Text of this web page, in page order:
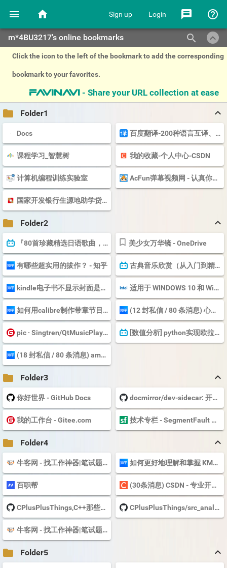
menu home Sign up Login message help_outline
m*4BU3217's online bookmarks keyboard_arrow_up
search
Click the icon to the left of the bookmark to add the corresponding
bookmark to your favorites.
favinavi - Share your URL collection at ease
folder Folder1 keyboard_arrow_up
Docs 百度翻译-200种语言互译、沟通全世界！
课程学习_智慧树 我的收藏-个人中心-CSDN
计算机编程训练实验室 AcFun弹幕视频网 - 认真你就输啦 (・ω・)ノ- ( ゜- ゜)つロ
国家开发银行生源地助学贷款学生在线系统
folder Folder2 keyboard_arrow_up
『80首珍藏精选日语歌曲，一首循环一天！！❤️』_哔哩哔哩_bilibili 美少女万华镜 - OneDrive
有哪些超实用的拔作？ - 知乎 古典音乐欣赏（从入门到精通）4、美少女万华镜5中的古典音乐（请叫我...
kindle电子书不显示封面是怎么回事。？ - 知乎 适用于 WINDOWS 10 和 Windows® 11* 的适用于 NUC9VXQNX 的 Realtek*® 高清晰度音频...
如何用calibre制作带章节目录的mobi文件（用于Kindle Paperwhite）？ - 知乎 (12 封私信 / 80 条消息) 心理测量者的观看顺序是什么？ - 知乎
pic · Singtren/QtMusicPlayer - 码云 - 开源中国 [数值分析] python实现欧拉法、改进的欧拉法和四阶龙格库塔方法（普适性...
(18 封私信 / 80 条消息) amd软件无法启动，因为Windows更新替换amd显卡驱动? -...
folder Folder3 keyboard_arrow_up
你好世界 - GitHub Docs docmirror/dev-sidecar: 开发者边车，github打不开，github加速，git clone加速，git r...
我的工作台 - Gitee.com 技术专栏 - SegmentFault 思否
folder Folder4 keyboard_arrow_up
牛客网 - 找工作神器|笔试题库|面试经验|实习招聘内推，求职就业一站解... 如何更好地理解和掌握 KMP 算法? - 知乎
百职帮 (30条消息) CSDN - 专业开发者社区
CPlusPlusThings,C++那些事,下载CPlusPlusThings的源码_GitHub_帮酷 CPlusPlusThings/src_analysis/stl at master · Light-City/CPlusPlusThings · GitHub
牛客网 - 找工作神器|笔试题库|面试经验|实习招聘内推，求职就业一站解...
folder Folder5 keyboard_arrow_up